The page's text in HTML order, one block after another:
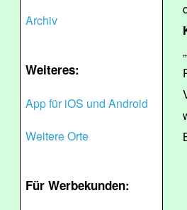
Archiv
Weiteres:
App für iOS und Android
Weitere Orte
Für Werbekunden: